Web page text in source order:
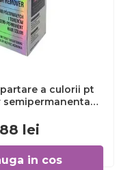
in cos
a culorii pt
semipermanenta
ml
lei